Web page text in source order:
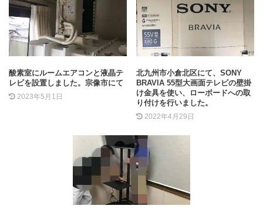
酸素室にルームエアコンと液晶テ
レビを設置しました。宗像市にて
2023年5月1日
北九州市小倉北区にて、SONY
BRAVIA 55型大画面テレビの壁掛
け金具を使い、ローボードへの取
り付けを行いました。
2022年4月29日